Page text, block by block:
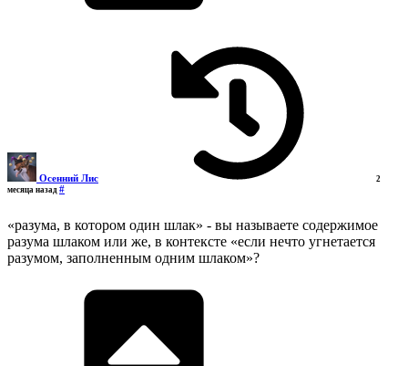
Осенний Лис
2
месяца назад #
«разума, в котором один шлак» - вы называете содержимое
разума шлаком или же, в контексте «если нечто угнетается
разумом, заполненным одним шлаком»?